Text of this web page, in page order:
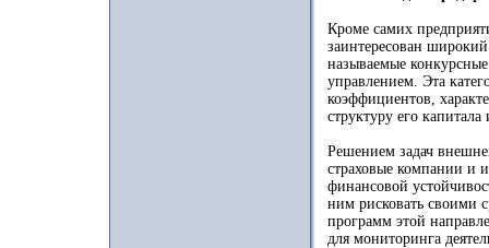
Кроме самих
заинтересован
называемые
управлением. Эта
коэффициентов,
структуру его капитала
Решением задач
страховые компании и
финансовой
ним рисковать своими
программ этой
для мониторинга